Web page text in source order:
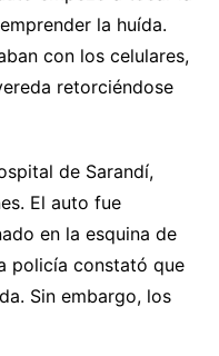
la huída.
con los celulares,
retorciéndose
de Sarandí,
El auto fue
en la esquina de
policía constató que
Sin embargo, los